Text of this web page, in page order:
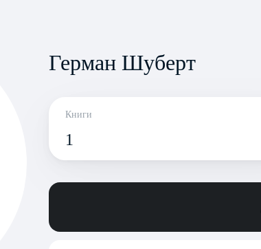
Герман Шуберт
Книги
1